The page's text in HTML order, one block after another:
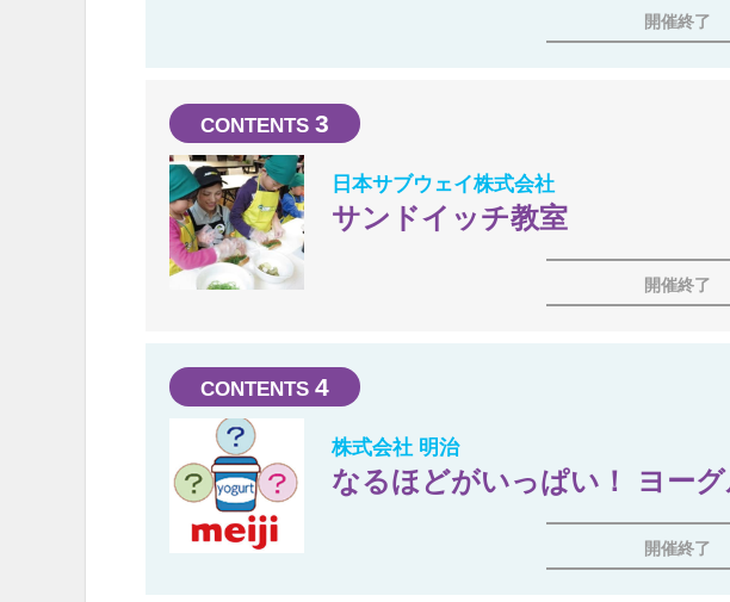
開催終了
3
日本サブウェイ株式会社
サンドイッチ教室
開催終了
4
株式会社 明治
なるほどがいっぱい！ ヨー
開催終了